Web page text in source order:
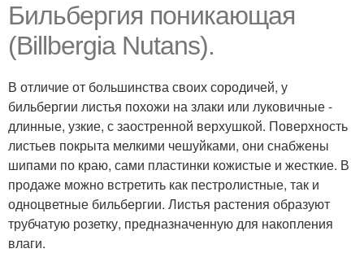
Бильбергия поникающая
(Billbergia Nutans).
В отличие от большинства своих сородичей, у
бильбергии листья похожи на злаки или луковичные -
длинные, узкие, с заостренной верхушкой. Поверхность
листьев покрыта мелкими чешуйками, они снабжены
шипами по краю, сами пластинки кожистые и жесткие. В
продаже можно встретить как пестролистные, так и
одноцветные бильбергии. Листья растения образуют
трубчатую розетку, предназначенную для накопления
влаги.